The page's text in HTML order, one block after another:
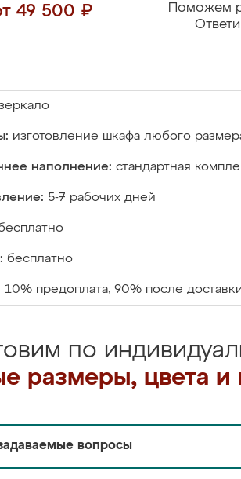
49 500 ₽
Поможем
изготовление шкафа любого
наполнение: стандартная
5-7 рабочих дней
бесплатно
10% предоплата, 90% после
по
размеры, цвета и
вопросы